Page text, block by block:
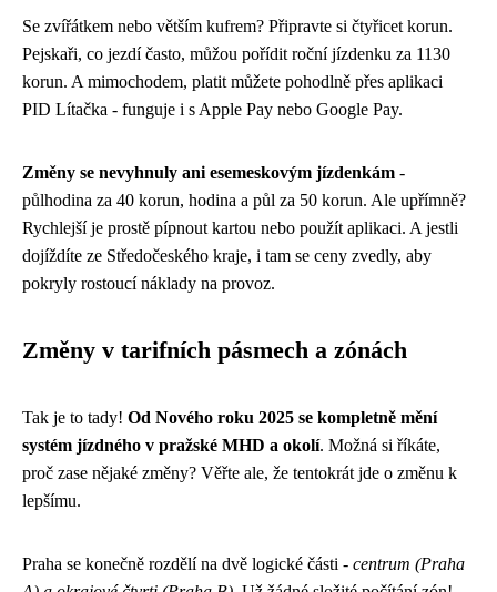
Se zvířátkem nebo větším kufrem? Připravte si čtyřicet korun.
Pejskaři, co jezdí často, můžou pořídit roční jízdenku za 1130
korun. A mimochodem, platit můžete pohodlně přes aplikaci
PID Lítačka - funguje i s Apple Pay nebo Google Pay.
Změny se nevyhnuly ani esemeskovým jízdenkám -
půlhodina za 40 korun, hodina a půl za 50 korun. Ale upřímně?
Rychlejší je prostě pípnout kartou nebo použít aplikaci. A jestli
dojíždíte ze Středočeského kraje, i tam se ceny zvedly, aby
pokryly rostoucí náklady na provoz.
Změny v tarifních pásmech a zónách
Tak je to tady! Od Nového roku 2025 se kompletně mění
systém jízdného v pražské MHD a okolí. Možná si říkáte,
proč zase nějaké změny? Věřte ale, že tentokrát jde o změnu k
lepšímu.
Praha se konečně rozdělí na dvě logické části - centrum (Praha